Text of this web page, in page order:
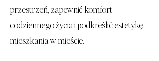
przestrzeń, zapewnić komfort
codziennego życia i podkreślić estetykę
mieszkania w mieście.